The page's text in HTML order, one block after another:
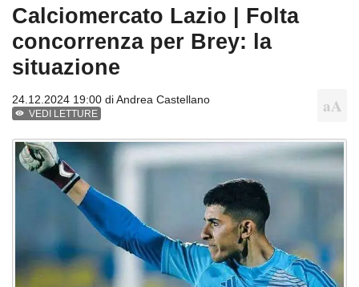
Calciomercato Lazio | Folta
concorrenza per Brey: la
situazione
24.12.2024 19:00 diAndrea Castellano
VEDI LETTURE